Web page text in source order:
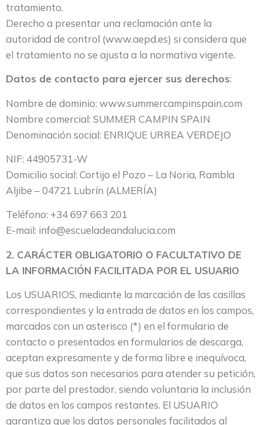
tratamiento.
Derecho a presentar una reclamación ante la
autoridad de control (www.aepd.es) si considera que
el tratamiento no se ajusta a la normativa vigente.
Datos de contacto para ejercer sus derechos:
Nombre de dominio: www.summercampinspain.com
Nombre comercial: SUMMER CAMPIN SPAIN
Denominación social: ENRIQUE URREA VERDEJO
NIF: 44905731-W
Domicilio social: Cortijo el Pozo – La Noria, Rambla
Aljibe – 04721 Lubrín (ALMERÍA)
Teléfono: +34 697 663 201
E-mail: info@escueladeandalucia.com
2. CARÁCTER OBLIGATORIO O FACULTATIVO DE
LA INFORMACIÓN FACILITADA POR EL USUARIO
Los USUARIOS, mediante la marcación de las casillas
correspondientes y la entrada de datos en los campos,
marcados con un asterisco (*) en el formulario de
contacto o presentados en formularios de descarga,
aceptan expresamente y de forma libre e inequívoca,
que sus datos son necesarios para atender su petición,
por parte del prestador, siendo voluntaria la inclusión
de datos en los campos restantes. El USUARIO
garantiza que los datos personales facilitados al